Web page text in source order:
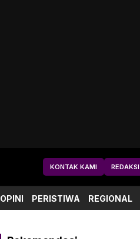
KONTAK KAMI REDAKSI
OPINI PERISTIWA REGIONAL